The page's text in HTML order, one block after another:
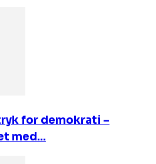
for demokrati –
med...